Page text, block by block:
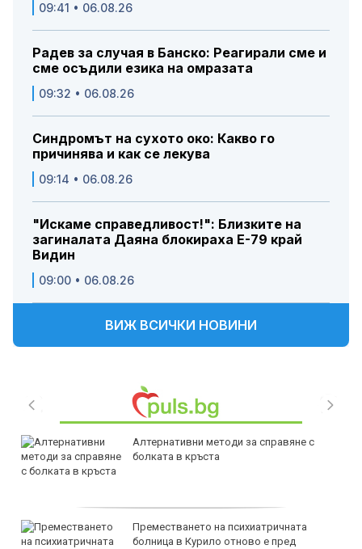
09:41 • 06.08.26
Радев за случая в Банско: Реагирали сме и
сме осъдили езика на омразата
09:32 • 06.08.26
Синдромът на сухото око: Какво го
причинява и как се лекува
09:14 • 06.08.26
"Искаме справедливост!": Близките на
загиналата Даяна блокираха Е-79 край
Видин
09:00 • 06.08.26
ВИЖ ВСИЧКИ НОВИНИ
Алтернативни методи за справяне с
болката в кръста
Преместването на психиатричната
болница в Курило отново е пред